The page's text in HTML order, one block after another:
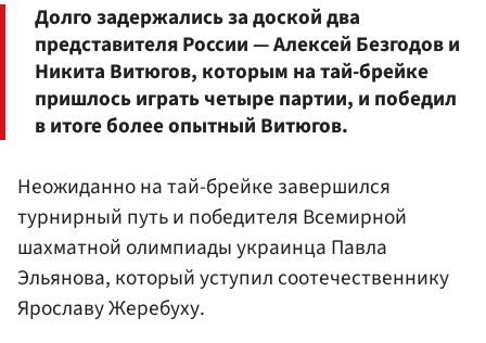
Долго задержались за доской два
представителя России — Алексей Безгодов и
Никита Витюгов, которым на тай-брейке
пришлось играть четыре партии, и победил
в итоге более опытный Витюгов.
Неожиданно на тай-брейке завершился
турнирный путь и победителя Всемирной
шахматной олимпиады украинца Павла
Эльянова, который уступил соотечественнику
Ярославу Жеребуху.